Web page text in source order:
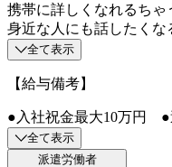
携帯に詳しくなれるちゃ
身近な人にも話したく
全て表示
【給与備考】
●入社祝金最大10万円 ●
全て表示
派遣労働者